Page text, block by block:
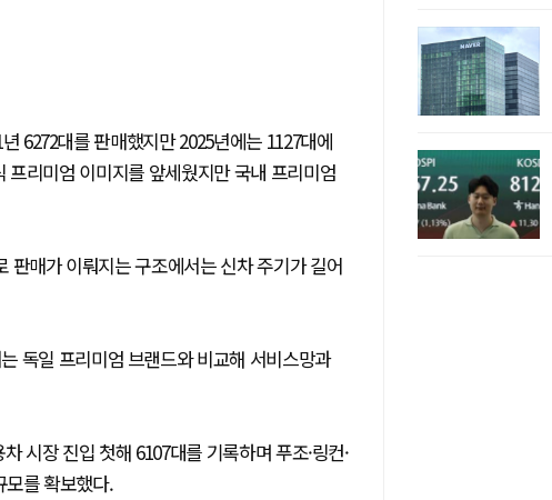
6272대를 판매했지만 2025년에는 1127대에
리미엄 이미지를 앞세웠지만 국내 프리미엄
판매가 이뤄지는 구조에서는 신차 주기가 길어
독일 프리미엄 브랜드와 비교해 서비스망과
시장 진입 첫해 6107대를 기록하며 푸조·링컨·
모를 확보했다.